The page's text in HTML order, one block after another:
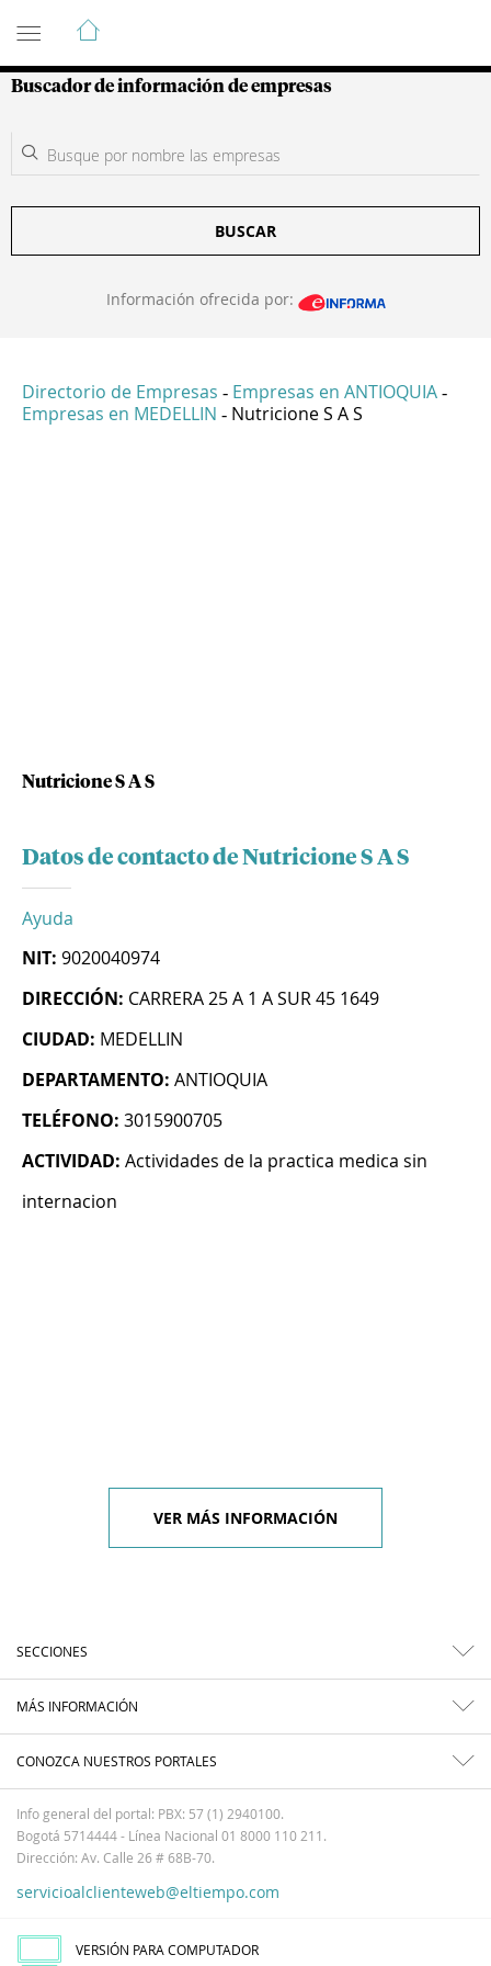
Guía de Empresas Colombianas
Buscador de información de empresas
BUSCAR
Información ofrecida por:
Directorio de Empresas - Empresas en ANTIOQUIA -
Empresas en MEDELLIN - Nutricione S A S
Nutricione S A S
Datos de contacto de Nutricione S A S
Ayuda
NIT: 9020040974
DIRECCIÓN: CARRERA 25 A 1 A SUR 45 1649
CIUDAD: MEDELLIN
DEPARTAMENTO: ANTIOQUIA
TELÉFONO: 3015900705
ACTIVIDAD: Actividades de la practica medica sin
internacion
VER MÁS INFORMACIÓN
SECCIONES
MÁS INFORMACIÓN
CONOZCA NUESTROS PORTALES
Info general del portal: PBX: 57 (1) 2940100.
Bogotá 5714444 - Línea Nacional 01 8000 110 211.
Dirección: Av. Calle 26 # 68B-70.
servicioalclienteweb@eltiempo.com
VERSIÓN PARA COMPUTADOR